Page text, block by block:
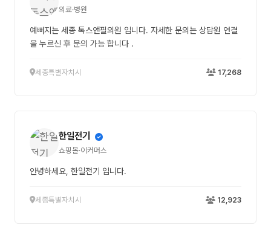
의료·병원
예뻐지는 세종 톡스앤필의원 입니다. 자세한 문의는 상담원 연결
을 누르신 후 문의 가능 합니다 .
세종특별자치시 17,268
한일전기
쇼핑몰·이커머스
안녕하세요, 한일전기 입니다.
세종특별자치시 12,923